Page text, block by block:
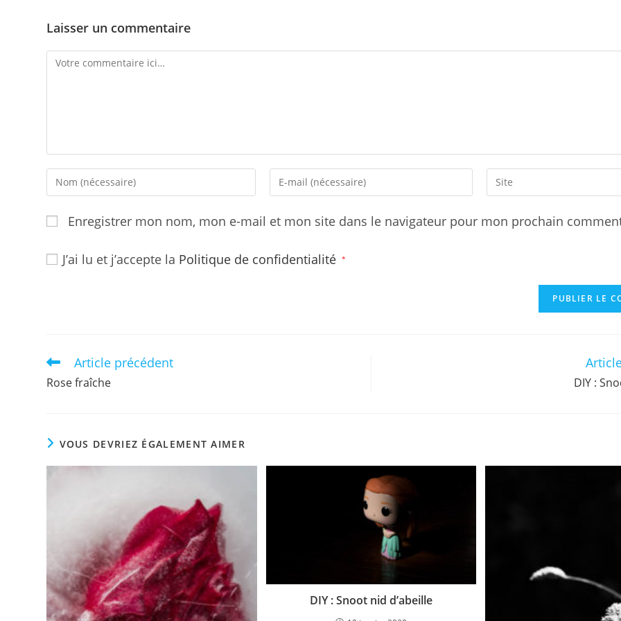
Laisser un commentaire
Comment
Enter
your
or
to
Enter
your
address
comment
Saisir
l’URL
votre
Enregistrer mon nom, mon e-mail et mon site dans le navigateur pour mon prochain
J’ai lu et j’accepte la Politique de confidentialité *
Read
articles
Article précédent
Rose fraîche DIY :
VOUS DEVRIEZ ÉGALEMENT AIMER
DIY : Snoot nid d’abeille